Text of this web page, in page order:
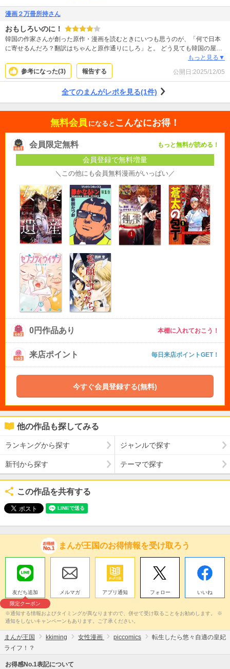
漫画２万冊所持さん
おもしろいのに！
韓国の作家さんが創った原作・漫画を読むときにいつも思うのが、「何で日本
に寄せるんだろ？翻訳はちゃんと原作通りにしろ」と。 どう見ても韓国の屋
台、飲み屋風景なのに登場人物が「日本人」「日本出身」これ本当に萎える。
せっかく面白くてワクワクするようなストーリーなのに。違和感しかない。韓
国人原作の漫画何冊も買ってるけど、日本の編集が雑でイラっとする。原作を
セリフの語尾伸ばしが漢数字の一になってるとか。面白い漫画が台無しだよ！
ってことで、漫画自体は面白いから紙で揃えようかなと。韓国原作の漫画はペ
ージ数多めなものも多いから、日本の漫画よりもお得感もあるし楽しめる。カ
ラーじゃなくてもいいけど、まぁこれはこれで。
もっと見る▼
参考になった(3) 報告する 公開日:2025/12/05
全てのまんがレポを見る(1件)
無料会員 になると こんなにお得！
会員限定無料 もっと無料が読める！
会員登録で無料増量
＼この他にも会員無料漫画がいっぱい／
0円作品あり 本棚に入れておこう！
来店ポイント 毎日来店ポイントGET！
今すぐ会員登録する(無料)
他の作品も探してみる
ランキングから探す ジャンルで探す
新刊から探す テーマで探す
この作品を共有する
まんが王国のお得情報を受け取ろう
友だち追加
限定クーポン
メルマガ アプリ通知 フォロー いいね
※通知する情報およびタイミングが異なりますので、併せて受け取ることをお勧めします。 ※
通知をしないキャンペーンもあります。ご了承ください。
まんが王国 kkiming 女性漫画 piccomics
転生したら悠々自適の皇妃
ライフ！？
お得感No.1表記について